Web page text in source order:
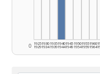
0 1925
1929
1930
1934
1935
1939
1940
1944
1945
1949
1950
1954
1955
1959
1960
1964